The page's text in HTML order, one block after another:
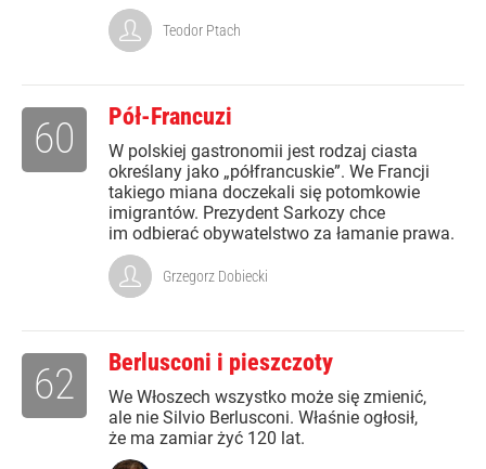
Teodor Ptach
Pół-Francuzi
W polskiej gastronomii jest rodzaj ciasta
określany jako „półfrancuskie”. We Francji
takiego miana doczekali się potomkowie
imigrantów. Prezydent Sarkozy chce
im odbierać obywatelstwo za łamanie prawa.
60
Grzegorz Dobiecki
Berlusconi i pieszczoty
We Włoszech wszystko może się zmienić,
ale nie Silvio Berlusconi. Właśnie ogłosił,
że ma zamiar żyć 120 lat.
62